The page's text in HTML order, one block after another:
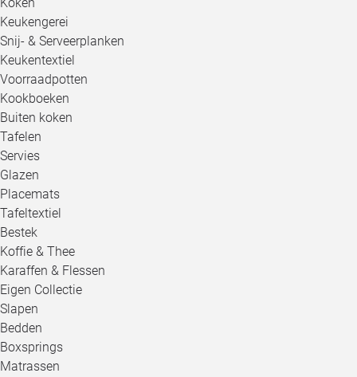
Keukengerei
Snij- & Serveerplanken
Keukentextiel
Voorraadpotten
Kookboeken
Buiten koken
Tafelen
Servies
Glazen
Placemats
Tafeltextiel
Bestek
Koffie & Thee
Karaffen & Flessen
Eigen Collectie
Slapen
Bedden
Boxsprings
Matrassen